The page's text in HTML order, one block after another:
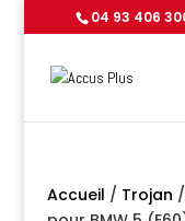
04 93 406
Accueil / Trojan